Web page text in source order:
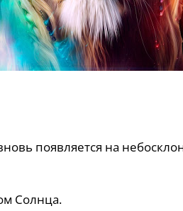
появляется на
Солнца.